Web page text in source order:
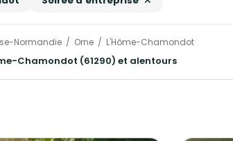
Normandie Orne L'Hôme-Chamondot
Chamondot (61290) et alentours